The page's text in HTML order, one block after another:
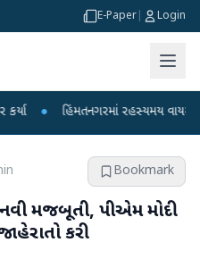
E-Paper Login
હિંમતનગરમાં રહસ્યમય વાયરસ કે
Bookmark
મજબૂતી, પીએમ મોદી
કરી